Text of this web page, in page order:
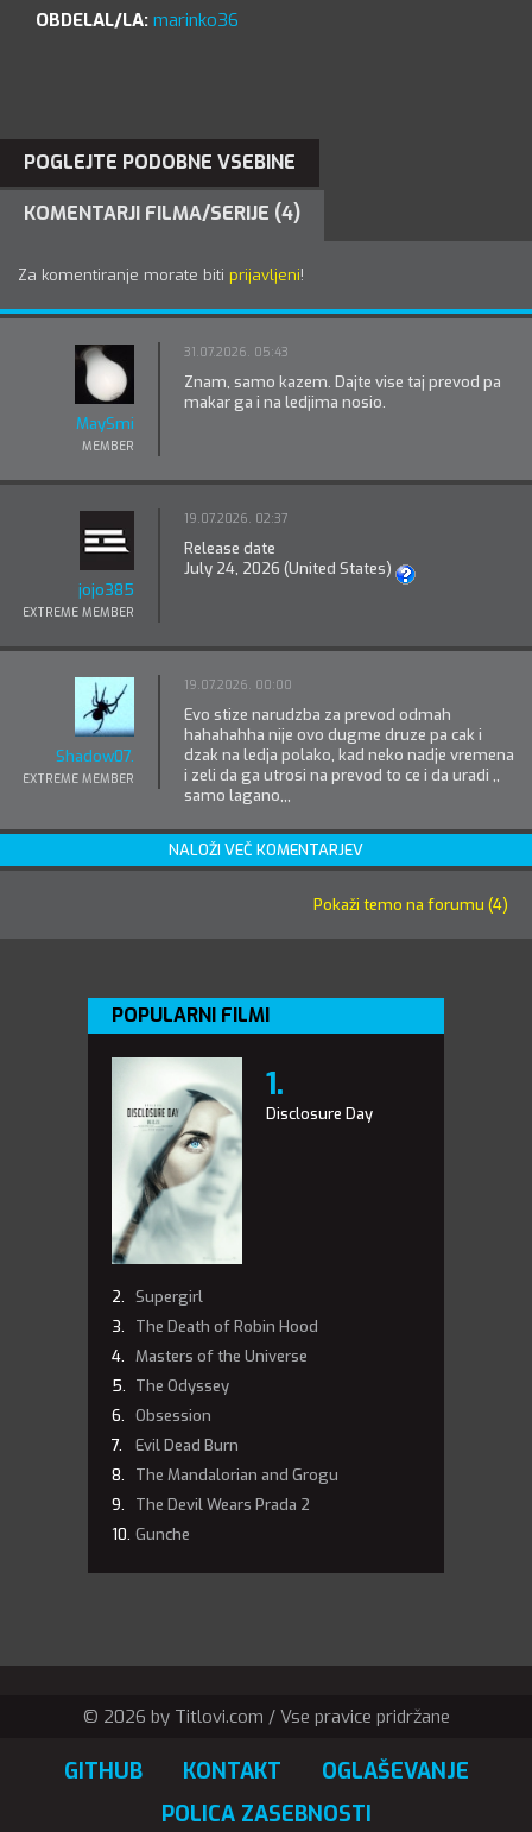
OBDELAL/LA: marinko36
POGLEJTE PODOBNE VSEBINE
KOMENTARJI FILMA/SERIJE (4)
Za komentiranje morate biti prijavljeni!
MaySmi
MEMBER
31.07.2026. 05:43
Znam, samo kazem. Dajte vise taj prevod pa
makar ga i na ledjima nosio.
jojo385
EXTREME MEMBER
19.07.2026. 02:37
Release date
July 24, 2026 (United States)
Shadow07.
EXTREME MEMBER
19.07.2026. 00:00
Evo stize narudzba za prevod odmah
hahahahha nije ovo dugme druze pa cak i
dzak na ledja polako, kad neko nadje vremena
i zeli da ga utrosi na prevod to ce i da uradi ,,
samo lagano,,,
NALOŽI VEČ KOMENTARJEV
Pokaži temo na forumu (4)
POPULARNI FILMI
Disclosure Day
Supergirl
The Death of Robin Hood
Masters of the Universe
The Odyssey
Obsession
Evil Dead Burn
The Mandalorian and Grogu
The Devil Wears Prada 2
Gunche
© 2026 by Titlovi.com / Vse pravice pridržane
GITHUB KONTAKT
OGLAŠEVANJE
POLICA ZASEBNOSTI